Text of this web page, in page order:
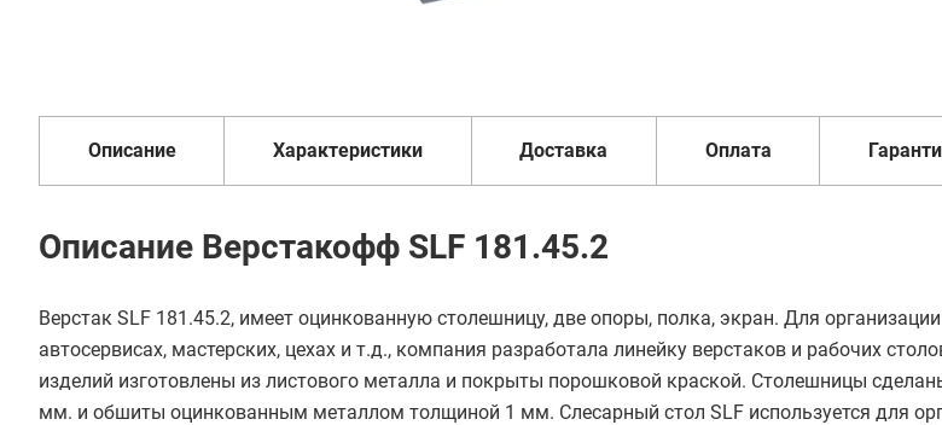
Описание Характеристики Доставка Оплата
Описание Верстакофф SLF 181.45.2
Верстак SLF 181.45.2, имеет оцинкованную столешницу, две опоры, полка, экран. Для
автосервисах, мастерских, цехах и т.д., компания разработала линейку верстаков и рабочих
изделий изготовлены из листового металла и покрыты порошковой краской. Столешницы
мм. и обшиты оцинкованным металлом толщиной 1 мм. Слесарный стол SLF используется для